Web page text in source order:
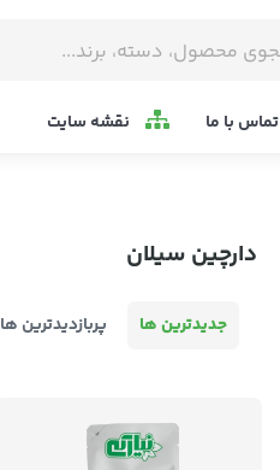
تماس با ما نقشه سایت
دارچین سیلان
جدیدترین ها پربازدیدترین ها